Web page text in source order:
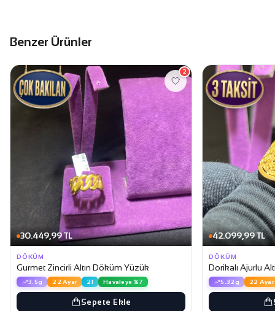
Benzer Ürünler
30.449,99 TL
2
DÖKÜM
Gurmet Zincirli Altın Döküm Yüzük
3.5g 22 Ayar 21 Havaleye %7
Sepete Ekle
42.099,99 TL
DÖKÜM
Dorikalı Ajurlu
5.32g 22 Ayar